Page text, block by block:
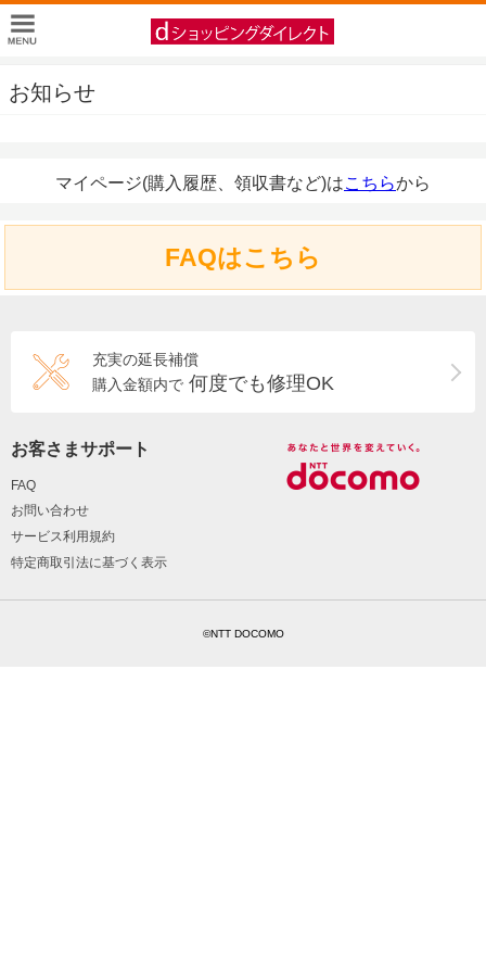
お知らせ
マイページ(購入履歴、領収書など)はこちらから
FAQはこちら
充実の延長補償
購入金額内で 何度でも修理OK
お客さまサポート
FAQ
お問い合わせ
サービス利用規約
特定商取引法に基づく表示
©NTT DOCOMO